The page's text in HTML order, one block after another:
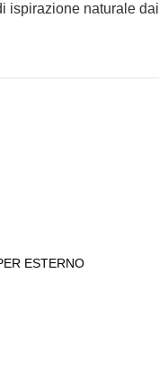
ispirazione naturale
ESTERNO